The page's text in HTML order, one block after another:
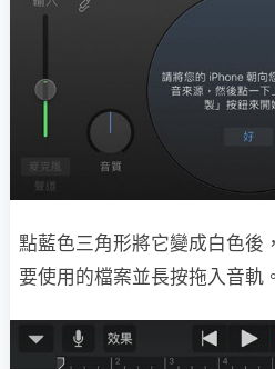
點藍色三角形將它變成白色後
要使用的檔案並長按拖入音軌。